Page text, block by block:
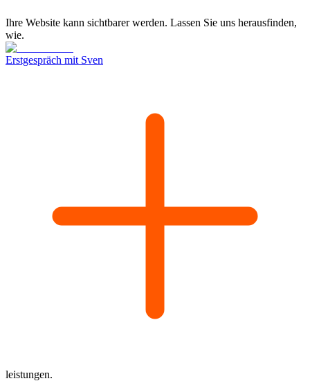
Ihre Website kann sichtbarer werden. Lassen Sie uns herausfinden,
wie.
Erstgespräch mit Sven
leistungen.